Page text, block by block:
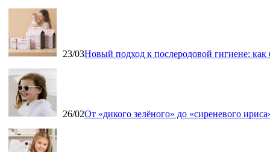
23/03Новый подход к послеродовой гигиене:
26/02От «дикого зелёного» до «сиреневого